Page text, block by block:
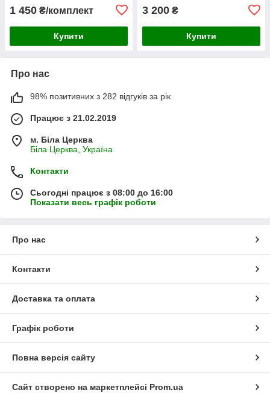
1 450 ₴/комплект
Купити
3 200 ₴
Купити
Про нас
98% позитивних з 282 відгуків за рік
Працює з 21.02.2019
м. Біла Церква
Біла Церква, Україна
Контакти
Сьогодні працює з 08:00 до 16:00
Показати весь графік роботи
Про нас
Контакти
Доставка та оплата
Графік роботи
Повна версія сайту
Сайт створено на маркетплейсі Prom.ua